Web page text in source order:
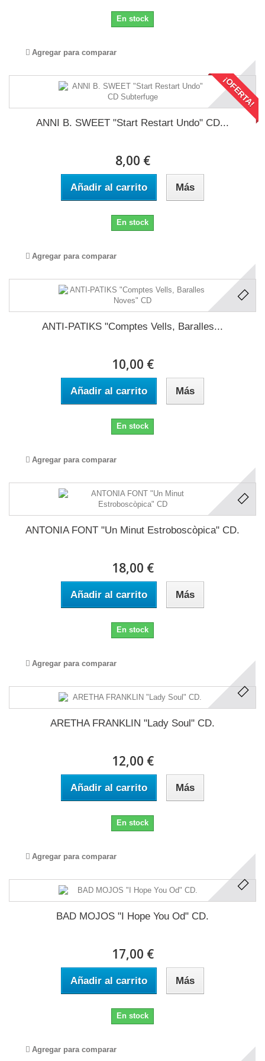
En stock
Agregar para comparar
¡OFERTA!
ANNI B. SWEET "Start Restart Undo" CD...
8,00 €
Añadir al carrito Más
En stock
Agregar para comparar
ANTI-PATIKS "Comptes Vells, Baralles...
10,00 €
Añadir al carrito Más
En stock
Agregar para comparar
ANTONIA FONT "Un Minut Estroboscòpica" CD.
18,00 €
Añadir al carrito Más
En stock
Agregar para comparar
ARETHA FRANKLIN "Lady Soul" CD.
12,00 €
Añadir al carrito Más
En stock
Agregar para comparar
BAD MOJOS "I Hope You Od" CD.
17,00 €
Añadir al carrito Más
En stock
Agregar para comparar